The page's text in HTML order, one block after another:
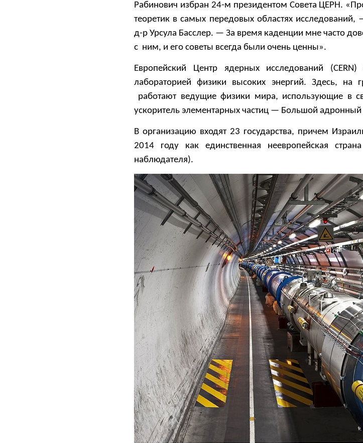
Рабинович избран 24-м президентом Совета ЦЕРН.
теоретик в самых передовых областях исследований,
д-р Урсула Басслер. — За время каденции мне часто
с ним, и его советы всегда были очень ценны».
Европейский Центр ядерных исследований
лабораторией физики высоких энергий. Здесь,
работают ведущие физики мира, использующие в
ускоритель элементарных частиц — Большой
В организацию входят 23 государства, причем
2014 году как единственная неевропейская
наблюдателя).